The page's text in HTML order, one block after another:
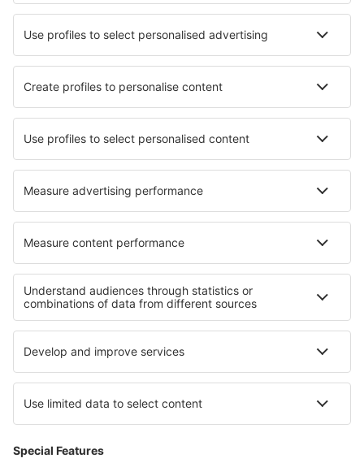
Garance nejnižší ceny
Mobilní aplikace
Letecké společnosti
Ryanair
Wizz Air
easyJet
Lufthansa
KLM
O eSky
Všeobecné podmínky
Moje rezervace
Politika ochrany soukromí
Podpora a kontakt